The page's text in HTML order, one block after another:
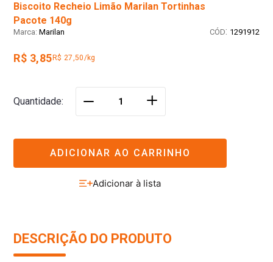
Biscoito Recheio Limão Marilan Tortinhas
Pacote 140g
Marilan : 1291912
R$ 3,85 R$ 27,50/kg
Quantidade ＋
ADICIONAR AO CARRINHO
DESCRIÇÃO DO PRODUTO